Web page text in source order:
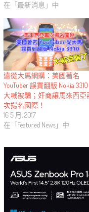
在「最新消息」中
遠從大馬網購：美國著名
YouTuber 誤買翻版 Nokia 3310
大喊被騙；奸商讓馬來西亞
次揚名國際！
16 5 月, 2017
在「Featured News」中